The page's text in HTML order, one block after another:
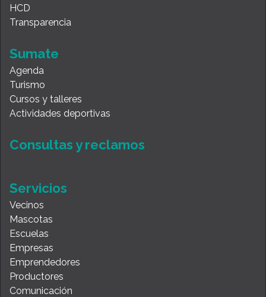
HCD
Transparencia
Sumate
Agenda
Turismo
Cursos y talleres
Actividades deportivas
Consultas y reclamos
Servicios
Vecinos
Mascotas
Escuelas
Empresas
Emprendedores
Productores
Comunicación